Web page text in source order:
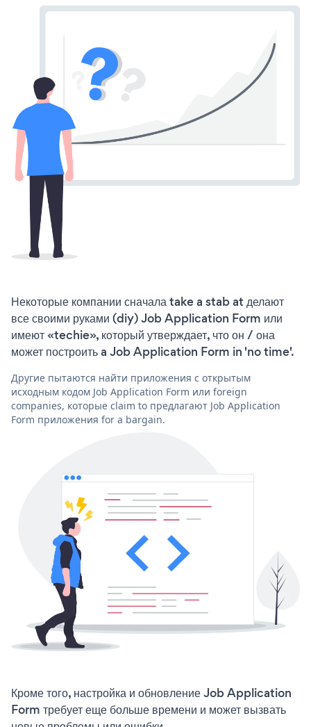
Некоторые компании сначала take a stab at делают
все своими руками (diy) Job Application Form или
имеют «techie», который утверждает, что он / она
может построить a Job Application Form in 'no time'.
Другие пытаются найти приложения с открытым
исходным кодом Job Application Form или foreign
companies, которые claim to предлагают Job Application
Form приложения for a bargain.
Кроме того, настройка и обновление Job Application
Form требует еще больше времени и может вызвать